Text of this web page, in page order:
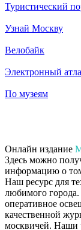
Туристический
Узнай Москву
Велобайк
Электронный
По музеям
Онлайн издание
Здесь можно
информацию о
Наш ресурс для
любимого
оперативное
качественной
москвичей. Наши